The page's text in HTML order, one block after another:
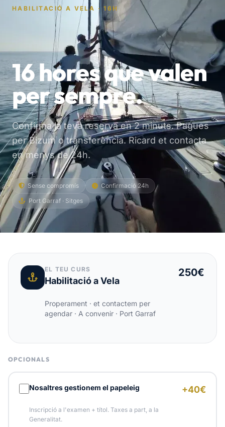
HABILITACIÓ A VELA · 16H
16 hores que valen
per sempre.
Confirma la teva reserva en 2 minuts. Pagues
per Bizum o transferència. Ricard et contacta
en menys de 24h.
Sense compromís
Confirmació 24h
Port Garraf · Sitges
EL TEU CURS
Habilitació a Vela
Properament · et contactem per
agendar · A convenir · Port Garraf
250€
OPCIONALS
Nosaltres gestionem el papeleig
Inscripció a l'examen + títol. Taxes a part, a la
Generalitat.
+40€